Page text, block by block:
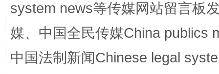
system news等传媒网站留言板
媒、中国全民传媒China publics
中国法制新闻Chinese legal